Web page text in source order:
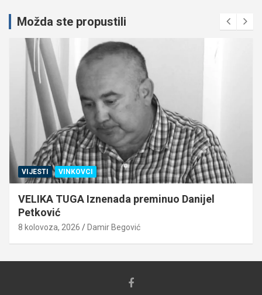
Možda ste propustili
VIJESTI VINKOVCI
VELIKA TUGA Iznenada preminuo Danijel
Petković
8 kolovoza, 2026 Damir Begović